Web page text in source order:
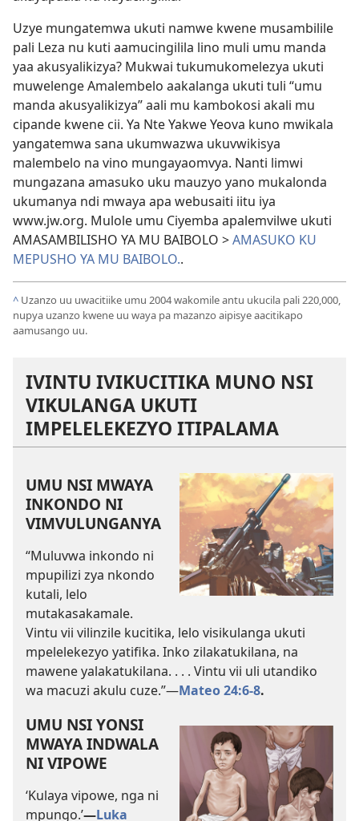
Uzye mungatemwa ukuti namwe kwene musambilile
pali Leza nu kuti aamucingilila lino muli umu manda
yaa akusyalikizya? Mukwai tukumukomelezya ukuti
muwelenge Amalembelo aakalanga ukuti tuli “umu
manda akusyalikizya” aali mu kambokosi akali mu
cipande kwene cii. Ya Nte Yakwe Yeova kuno mwikala
yangatemwa sana ukumwazwa ukuvwikisya
malembelo na vino mungayaomvya. Nanti limwi
mungazana amasuko uku mauzyo yano mukalonda
ukumanya ndi mwaya apa webusaiti iitu iya
www.jw.org. Mulole umu Ciyemba apalemvilwe ukuti
AMASAMBILISHO YA MU BAIBOLO >AMASUKO KU
MEPUSHO YA MU BAIBOLO..
^ Uzanzo uu uwacitiike umu 2004 wakomile antu ukucila pali 220,000,
nupya uzanzo kwene uu waya pa mazanzo aipisye aacitikapo
aamusango uu.
IVINTU IVIKUCITIKA MUNO NSI
VIKULANGA UKUTI
IMPELELEKEZYO ITIPALAMA
UMU NSI MWAYA
INKONDO NI
VIMVULUNGANYA
“Muluvwa inkondo ni
mpupilizi zya nkondo
kutali, lelo
mutakasakamale.
Vintu vii vilinzile kucitika, lelo visikulanga ukuti
mpelelekezyo yatifika. Inko zilakatukilana, na
mawene yalakatukilana. . . . Vintu vii uli utandiko
wa macuzi akulu cuze.”—Mateo 24:6-8.
UMU NSI YONSI
MWAYA INDWALA
NI VIPOWE
‘Kulaya vipowe, nga ni
mpungo.’—Luka